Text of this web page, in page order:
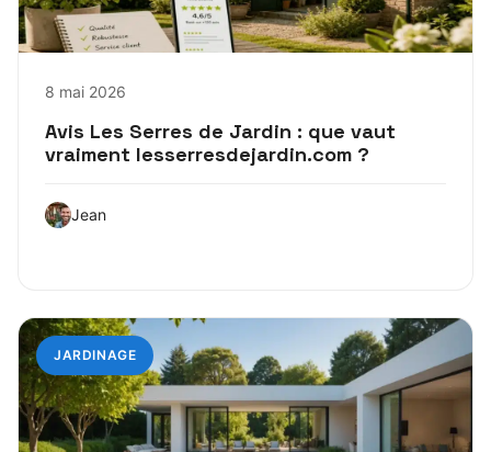
8 mai 2026
Avis Les Serres de Jardin : que vaut
vraiment lesserresdejardin.com ?
Jean
JARDINAGE